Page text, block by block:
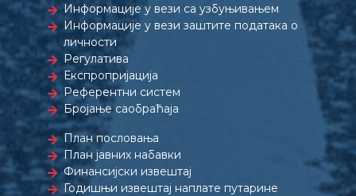
Информације у вези са узбуњивањем
Информације у вези заштите података о
личности
Регулатива
Експропријација
Референтни систем
Бројање саобраћаја
План пословања
План јавних набавки
Финансијски извештај
Годишњи извештај наплате путарине